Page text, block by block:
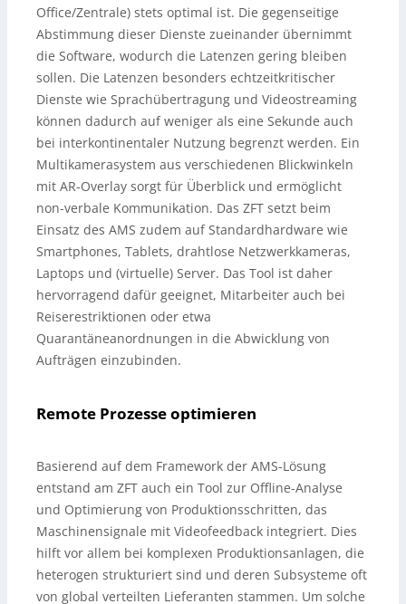
Office/Zentrale) stets optimal ist. Die gegenseitige
Abstimmung dieser Dienste zueinander übernimmt
die Software, wodurch die Latenzen gering bleiben
sollen. Die Latenzen besonders echtzeitkritischer
Dienste wie Sprachübertragung und Videostreaming
können dadurch auf weniger als eine Sekunde auch
bei interkontinentaler Nutzung begrenzt werden. Ein
Multikamerasystem aus verschiedenen Blickwinkeln
mit AR-Overlay sorgt für Überblick und ermöglicht
non-verbale Kommunikation. Das ZFT setzt beim
Einsatz des AMS zudem auf Standardhardware wie
Smartphones, Tablets, drahtlose Netzwerkkameras,
Laptops und (virtuelle) Server. Das Tool ist daher
hervorragend dafür geeignet, Mitarbeiter auch bei
Reiserestriktionen oder etwa
Quarantäneanordnungen in die Abwicklung von
Aufträgen einzubinden.
Remote Prozesse optimieren
Basierend auf dem Framework der AMS-Lösung
entstand am ZFT auch ein Tool zur Offline-Analyse
und Optimierung von Produktionsschritten, das
Maschinensignale mit Videofeedback integriert. Dies
hilft vor allem bei komplexen Produktionsanlagen, die
heterogen strukturiert sind und deren Subsysteme oft
von global verteilten Lieferanten stammen. Um solche